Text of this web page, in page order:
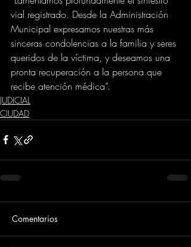
vial registrado. Desde la Administración
Municipal expresamos nuestras más
sinceras condolencias a la familia y seres
queridos de la víctima, y deseamos una
pronta recuperación a la persona que
recibe atención médica”.
JUDICIAL
CIUDAD
Comentarios